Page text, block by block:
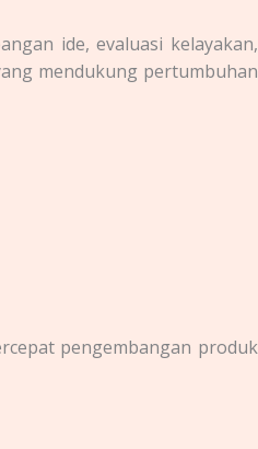
ide, evaluasi kelayakan,
mendukung pertumbuhan
pengembangan produk